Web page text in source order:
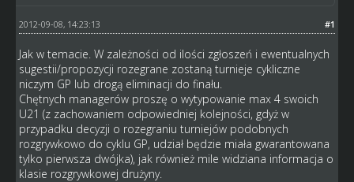
#1
2012-09-08, 14:23:13
Jak w temacie. W zależności od ilości zgłoszeń i ewentualnych
sugestii/propozycji rozegrane zostaną turnieje cykliczne
niczym GP lub drogą eliminacji do finału.
Chętnych managerów proszę o wytypowanie max 4 swoich
U21 (z zachowaniem odpowiedniej kolejności, gdyż w
przypadku decyzji o rozegraniu turniejów podobnych
rozgrywkowo do cyklu GP, udział będzie miała gwarantowana
tylko pierwsza dwójka), jak również mile widziana informacja o
klasie rozgrywkowej drużyny.